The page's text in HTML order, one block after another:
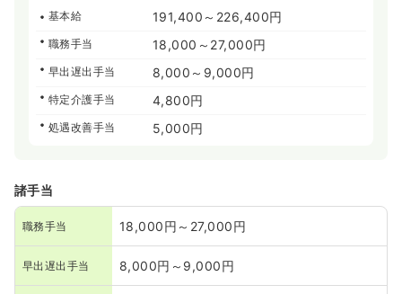
基本給 191,400～226,400円
職務手当 18,000～27,000円
早出遅出手当 8,000～9,000円
特定介護手当 4,800円
処遇改善手当 5,000円
諸手当
職務手当 18,000円～27,000円
早出遅出手当 8,000円～9,000円